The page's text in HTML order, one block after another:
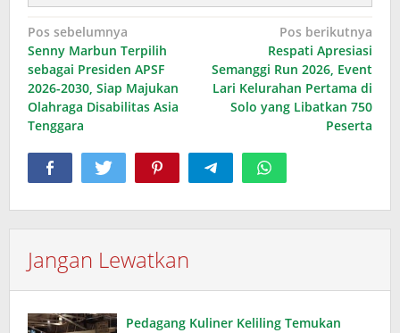
Navigasi
pos
Pos sebelumnya
Senny Marbun Terpilih
sebagai Presiden APSF
2026-2030, Siap Majukan
Olahraga Disabilitas Asia
Tenggara
Pos berikutnya
Respati Apresiasi
Semanggi Run 2026, Event
Lari Kelurahan Pertama di
Solo yang Libatkan 750
Peserta
Jangan Lewatkan
Pedagang Kuliner Keliling Temukan